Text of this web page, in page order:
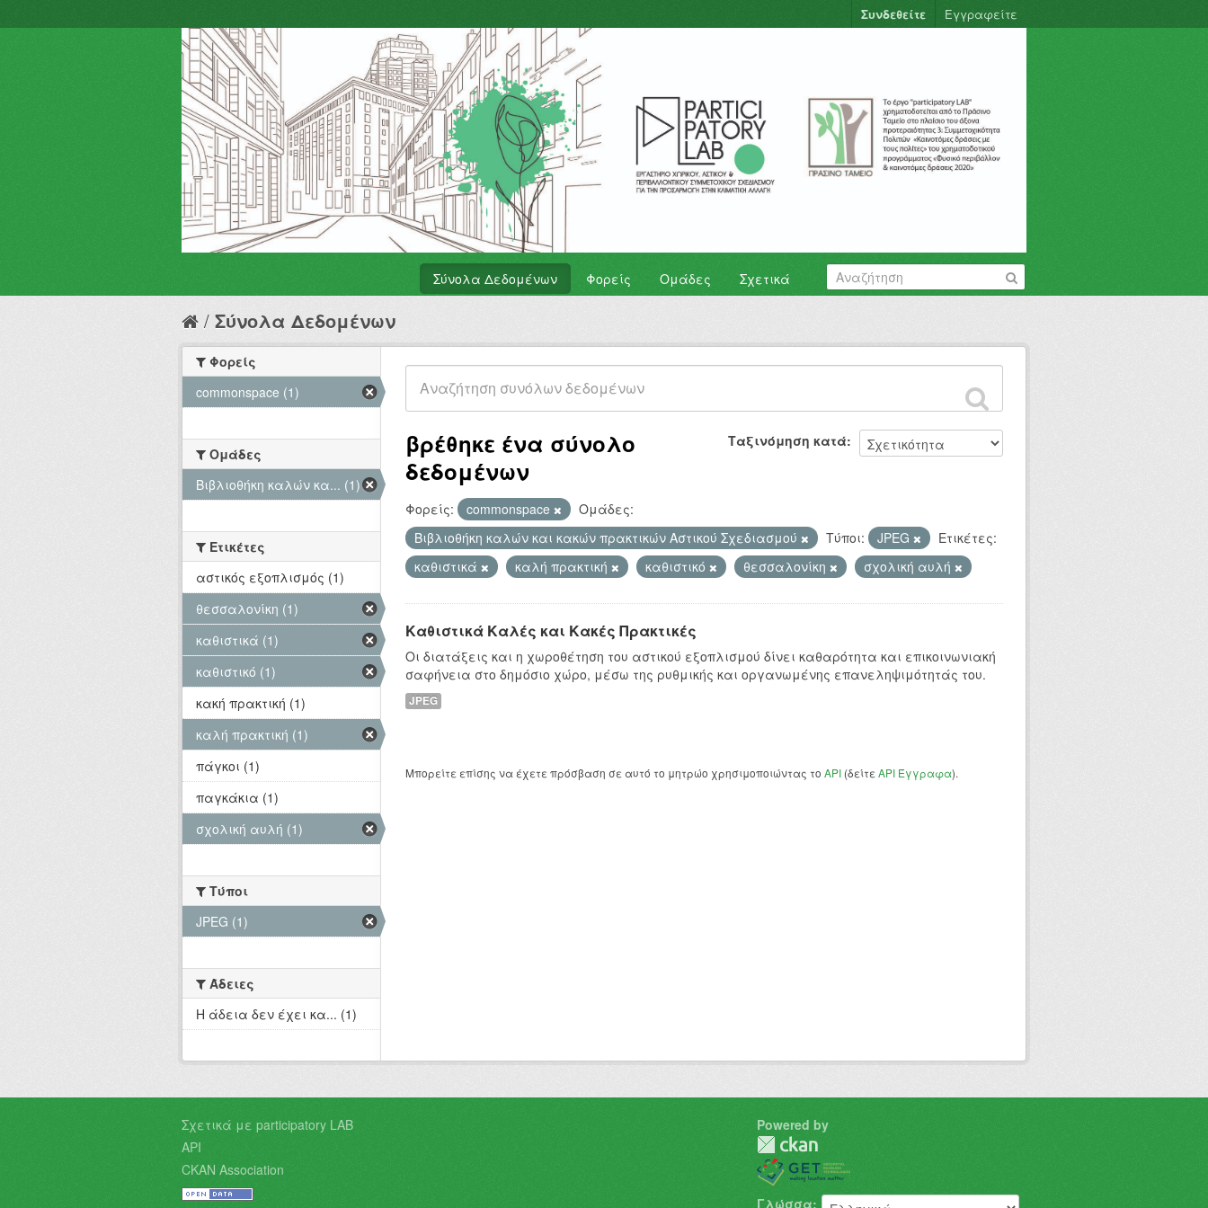
Συνδεθείτε Εγγραφείτε
Σύνολα Δεδομένων Φορείς Ομάδες Σχετικά
Σύνολα Δεδομένων
Ταξινόμηση κατά
βρέθηκε ένα σύνολο
δεδομένων
Φορείς: commonspace
Ομάδες:
Βιβλιοθήκη καλών και κακών πρακτικών Αστικού Σχεδιασμού
Τύποι: JPEG
Ετικέτες:
καθιστικά
καλή πρακτική καθιστικό θεσσαλονίκη σχολική αυλή
Καθιστικά Καλές και Κακές Πρακτικές
Οι διατάξεις και η χωροθέτηση του αστικού εξοπλισμού δίνει καθαρότητα και επικοινωνιακή
σαφήνεια στο δημόσιο χώρο, μέσω της ρυθμικής και οργανωμένης επανεληψιμότητάς του.
JPEG
Μπορείτε επίσης να έχετε πρόσβαση σε αυτό το μητρώο χρησιμοποιώντας το API (δείτε API Έγγραφα).
Φορείς
commonspace (1)
Ομάδες
Βιβλιοθήκη καλών κα... (1)
Ετικέτες
αστικός εξοπλισμός (1)
θεσσαλονίκη (1)
καθιστικά (1)
καθιστικό (1)
κακή πρακτική (1)
καλή πρακτική (1)
πάγκοι (1)
παγκάκια (1)
σχολική αυλή (1)
Τύποι
JPEG (1)
Άδειες
Η άδεια δεν έχει κα... (1)
Σχετικά με participatory LAB
API
CKAN Association
Powered by
Γλώσσα